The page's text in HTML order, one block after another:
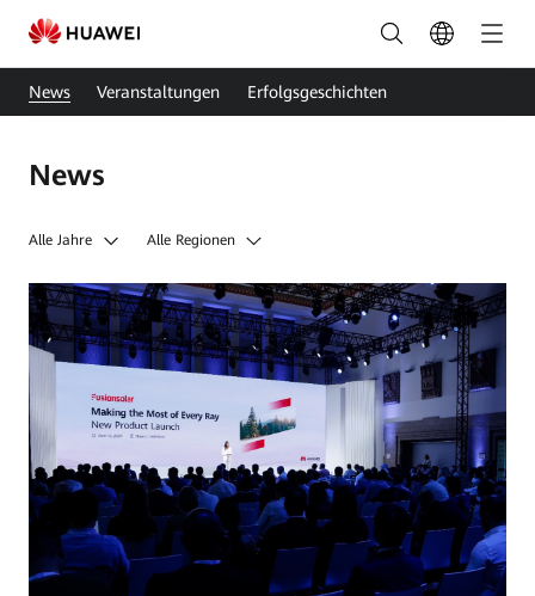
Aktuelles
-
FusionSolar
Deutschland
News Veranstaltungen Erfolgsgeschichten
News
Alle Jahre Alle Regionen